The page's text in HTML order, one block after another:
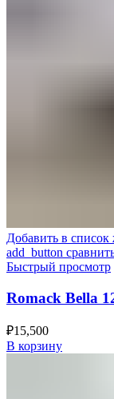
Добавить в список
add_button
Быстрый просмотр
Romack Bella
₽15,500
В корзину